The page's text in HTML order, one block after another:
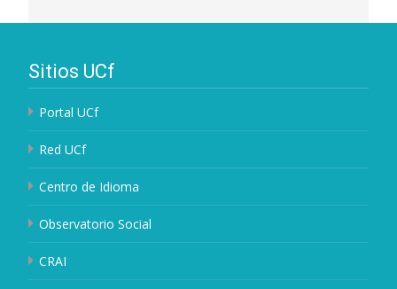
Sitios UCf
Portal UCf
Red UCf
Centro de Idioma
Observatorio Social
CRAI